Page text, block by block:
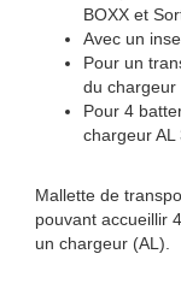
BOXX et
Avec un
Pour un
du chargeur
Pour 4
chargeur AL
Mallette de
pouvant accueillir
un chargeur (AL).